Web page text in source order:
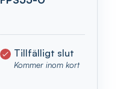
Tillfälligt slut
Kommer inom kort